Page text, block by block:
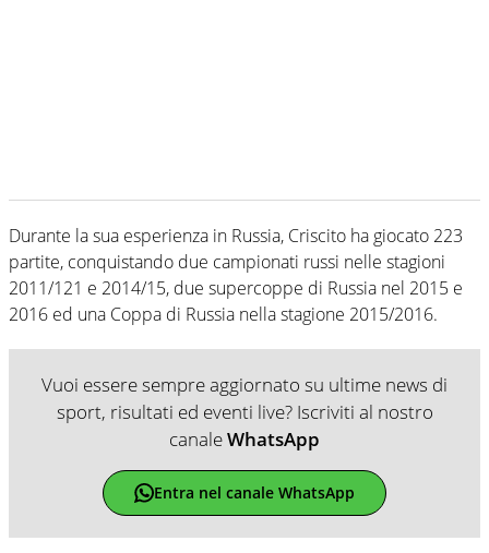
Durante la sua esperienza in Russia, Criscito ha giocato 223
partite, conquistando due campionati russi nelle stagioni
2011/121 e 2014/15, due supercoppe di Russia nel 2015 e
2016 ed una Coppa di Russia nella stagione 2015/2016.
Vuoi essere sempre aggiornato su ultime news di
sport, risultati ed eventi live? Iscriviti al nostro
canaleWhatsApp
Entra nel canale WhatsApp